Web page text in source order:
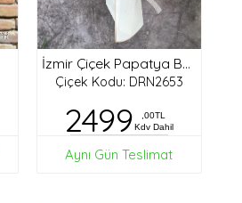
İzmir Çiçek Papatya Buketi
Çiçek Kodu: DRN2653
2499
,00TL
Kdv Dahil
Aynı Gün Teslimat